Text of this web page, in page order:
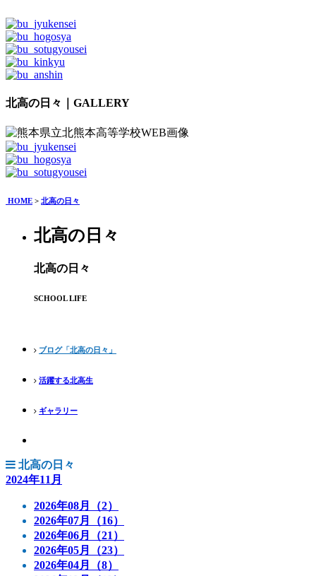
北高の日々｜GALLERY
HOME > 北高の日々
北高の日々
北高の日々
SCHOOL LIFE
ブログ「北高の日々」
活躍する北高生
ギャラリー
北高の日々
2024年11月
2026年08月（2）
2026年07月（16）
2026年06月（21）
2026年05月（23）
2026年04月（8）